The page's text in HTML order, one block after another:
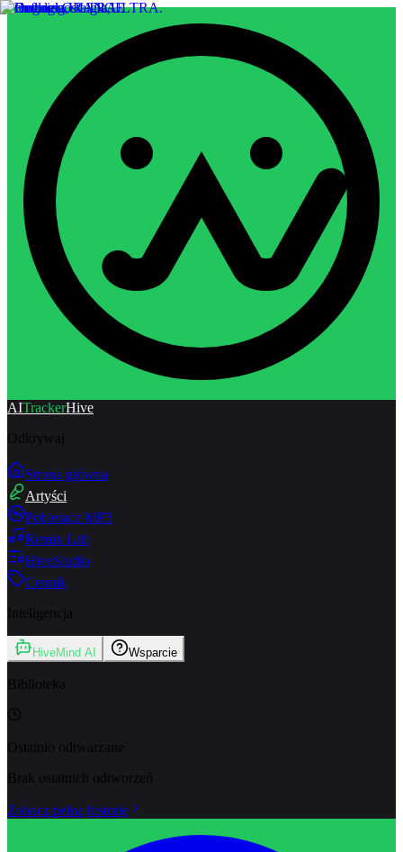
AITrackerHive
Odkrywaj
Strona główna
Artyści
Pobieracz MP3
Remix Lab
HiveStudio
Cennik
Inteligencja
HiveMind AI Wsparcie
Biblioteka
Ostatnio odtwarzane
Brak ostatnich odtworzeń
Zobacz pełną historię